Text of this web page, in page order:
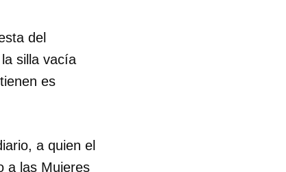
del
silla vacía
es
a quien el
a las Mujeres